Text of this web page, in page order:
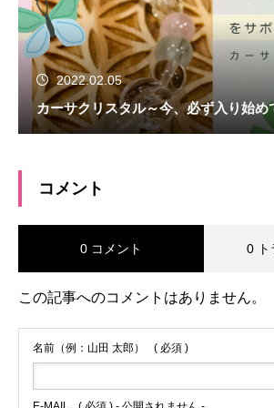
2022.02.05
カーサクリスタル～今、必ず入り始め
コメント
0 コメント 0 ト
この記事へのコメントはありません。
名前（例：山田 太郎） ( 必須 )